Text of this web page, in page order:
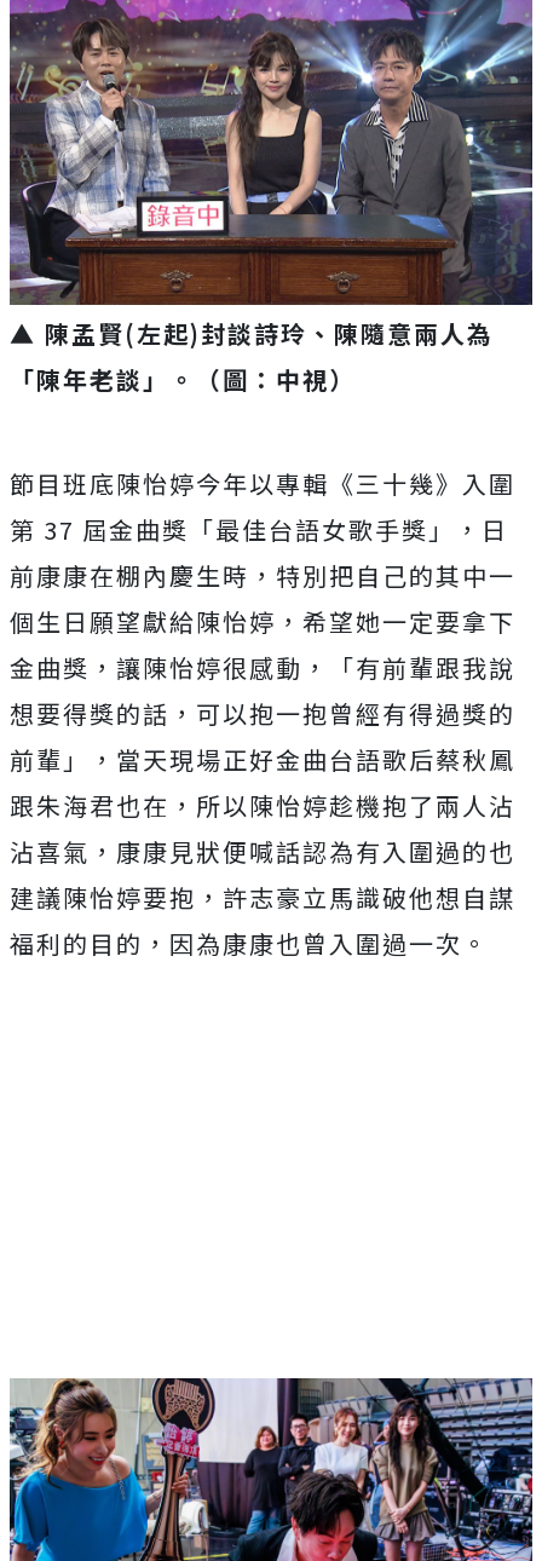
▲ 陳孟賢(左起)封談詩玲、陳隨意兩人為
「陳年老談」。（圖：中視）
節目班底陳怡婷今年以專輯《三十幾》入圍
第 37 屆金曲獎「最佳台語女歌手獎」，日
前康康在棚內慶生時， 特別把自己的其中一
個生日願望獻給陳怡婷， 希望她一定要拿下
金曲獎，讓陳怡婷很感動，「有前輩跟我說
想要得獎的話，可以抱一抱曾經有得過獎的
前輩」， 當天現場正好金曲台語歌后蔡秋鳳
跟朱海君也在， 所以陳怡婷趁機抱了兩人沾
沾喜氣， 康康見狀便喊話認為有入圍過的也
建議陳怡婷要抱， 許志豪立馬識破他想自謀
福利的目的，因為康康也曾入圍過一次。